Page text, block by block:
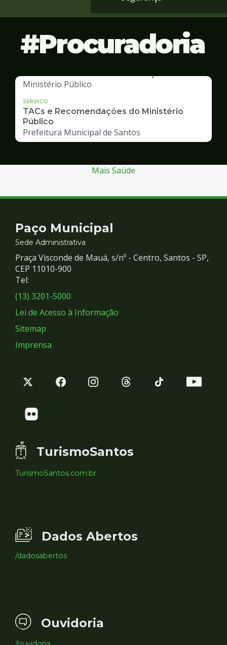
Procuradoria
SERVICO
TACs e Recomendações do Ministério
Público
Prefeitura Municipal de Santos
Mais Saúde
Contato
e
Redes
Sociais
Paço Municipal
Sede Administrativa
Praça Visconde de Mauá, s/nº - Centro, Santos - SP,
CEP 11010-900
Tel:
(13) 3201-5000
Lei de Acesso à Informação
Sitemap
Imprensa
TurismoSantos
TurismoSantos.com.br
Dados Abertos
/dadosabertos
Ouvidoria